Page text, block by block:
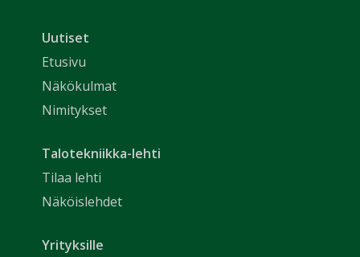
Uutiset
Etusivu
Näkökulmat
Nimitykset
Talotekniikka-lehti
Tilaa lehti
Näköislehdet
Yrityksille